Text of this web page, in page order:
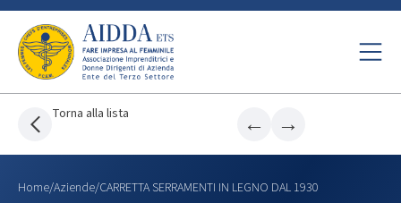
Torna alla lista ← →
Home/Aziende/CARRETTA SERRAMENTI IN LEGNO DAL 1930